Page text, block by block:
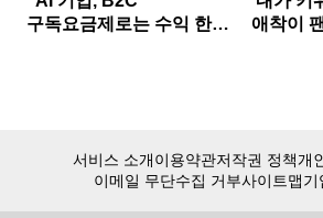
구독요금제로는 수익 한계
애착이
서비스 소개이용약관저작권 정책개
이메일 무단수집 거부사이트맵기